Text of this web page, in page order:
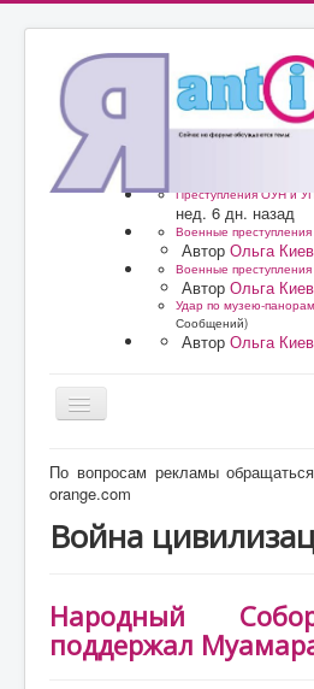
Преступления ОУН и
нед. 6 дн. назад
Военные преступления
Автор Ольга
Военные преступления
Автор Ольга
Удар по музею-
Сообщений)
Автор Ольга
Форум
О проекте
Литература
По вопросам рекламы
orange.com
Война
Народный
поддержал